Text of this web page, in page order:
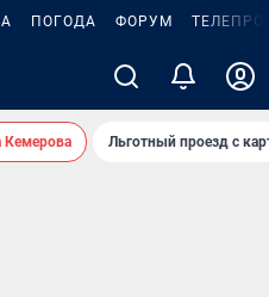
ПОГОДА ФОРУМ
Кемерова Льготный проезд с